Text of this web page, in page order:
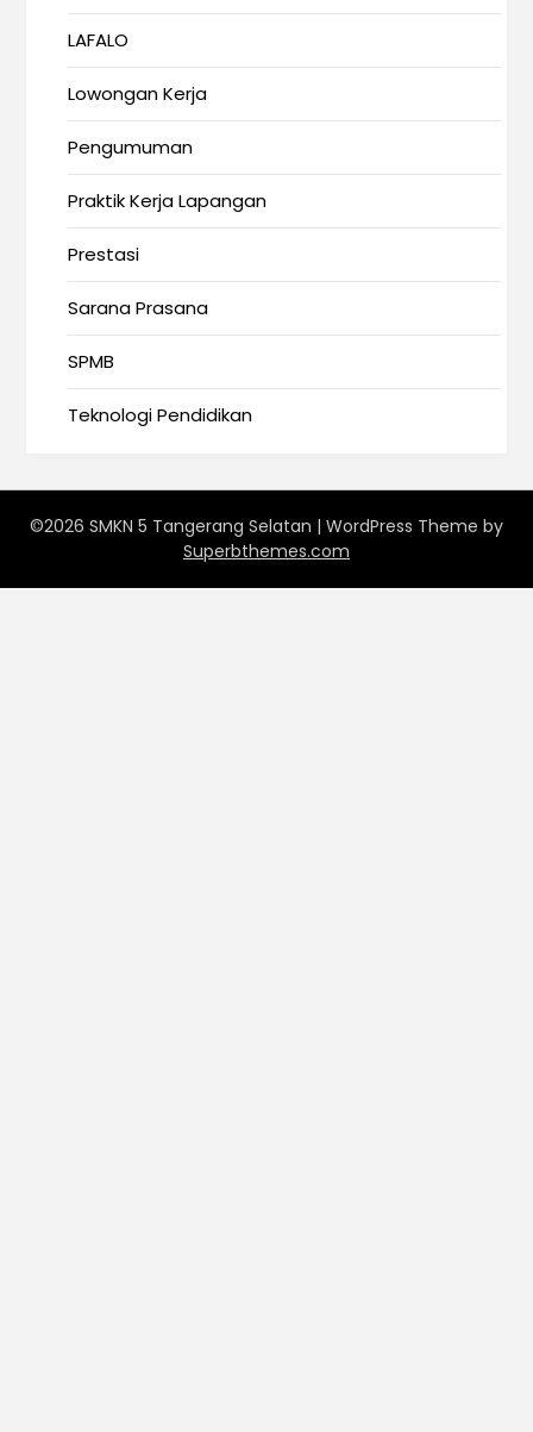
LAFALO
Lowongan Kerja
Pengumuman
Praktik Kerja Lapangan
Prestasi
Sarana Prasana
SPMB
Teknologi Pendidikan
©2026 SMKN 5 Tangerang Selatan | WordPress Theme by
Superbthemes.com